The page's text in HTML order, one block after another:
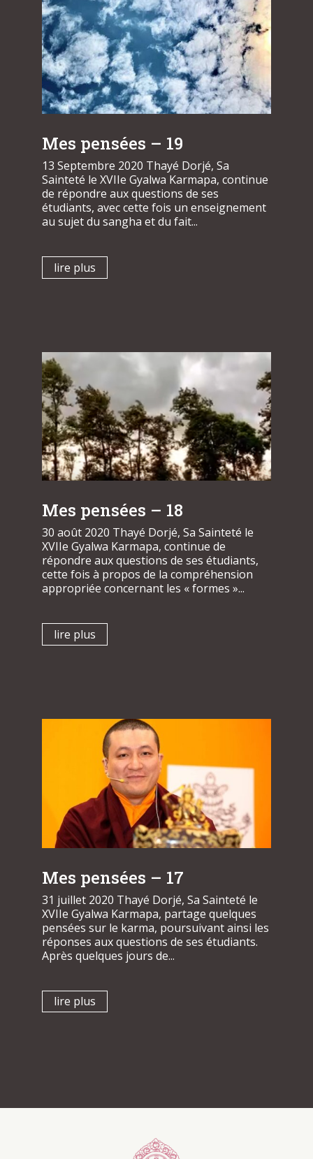
Mes pensées – 19
13 Septembre 2020 Thayé Dorjé, Sa
Sainteté le XVIIe Gyalwa Karmapa, continue
de répondre aux questions de ses
étudiants, avec cette fois un enseignement
au sujet du sangha et du fait...
lire plus
Mes pensées – 18
30 août 2020 Thayé Dorjé, Sa Sainteté le
XVIIe Gyalwa Karmapa, continue de
répondre aux questions de ses étudiants,
cette fois à propos de la compréhension
appropriée concernant les « formes »...
lire plus
Mes pensées – 17
31 juillet 2020 Thayé Dorjé, Sa Sainteté le
XVIIe Gyalwa Karmapa, partage quelques
pensées sur le karma, poursuivant ainsi les
réponses aux questions de ses étudiants.
Après quelques jours de...
lire plus